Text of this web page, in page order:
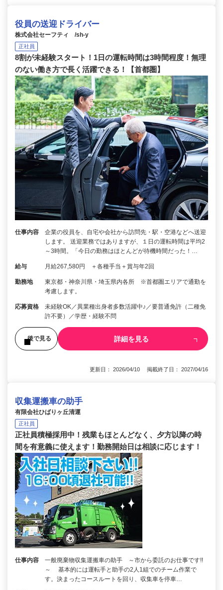
役員の送迎ドライバー
株式会社セーフティ /sh-y
正社員
8割が未経験スタート！1日の運転時間は3時間程度！無理
のない働き方で長く活躍できる！【首都圏】
仕事内容
企業の役員を、自宅や会社から訪問先・駅・空港などへ送迎
します。 送迎業務ではありますが、１日の運転時間は平均2
～3時間。「今日の勤務はほとんどが待機時間だった！…
給与 月給267,580円 ＋各種手当＋賞与年2回
勤務地
東京都・神奈川県・埼玉県内各所 ※首都圏エリアで通勤を
考慮します。
応募資格
未経験OK／異業種出身者多数活躍中♪／要普通免許（二種免
許不要）／学歴・経験不問
後で見る 詳細を見る
更新日： 2026/04/10 掲載終了日： 2027/04/16
収集運搬車の助手
有限会社ひばりヶ丘清運
正社員
正社員積極採用中！残業もほとんどなく、夕方以降の時
間を有意義に使えます！勤務開始日は相談に応じます！
仕事内容
一般廃棄物収集運搬車の助手 ～市から委託のお仕事です!!
～ 基本的には運転手と助手の2人1組でのチーム作業で
す。決まったコースルートを回り、収集車を停車…